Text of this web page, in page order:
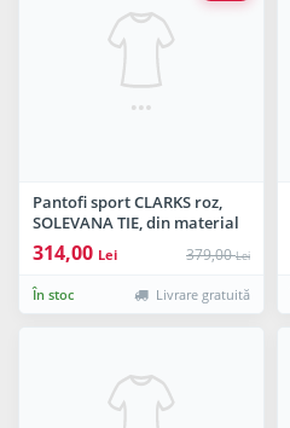
Pantofi sport CLARKS roz,
SOLEVANA TIE, din material
textil
314,00 Lei 379,00Lei
În stoc Livrare gratuită